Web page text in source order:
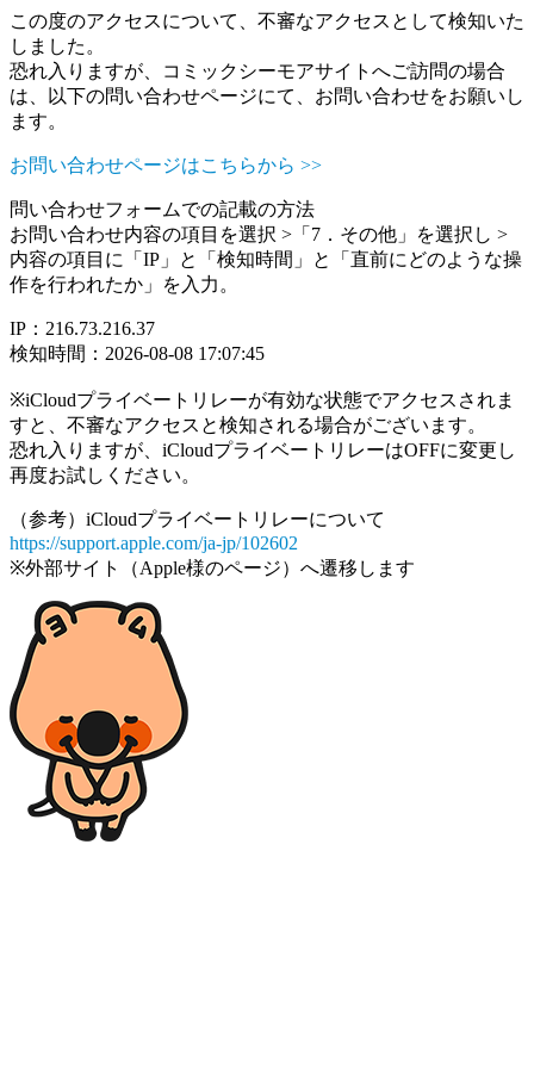
この度のアクセスについて、不審なアクセスとして検知いた
しました。
恐れ入りますが、コミックシーモアサイトへご訪問の場合
は、以下の問い合わせページにて、お問い合わせをお願いし
ます。
お問い合わせページはこちらから >>
問い合わせフォームでの記載の方法
お問い合わせ内容の項目を選択 >「7．その他」を選択し >
内容の項目に「IP」と「検知時間」と「直前にどのような操
作を行われたか」を入力。
IP：216.73.216.37
検知時間：2026-08-08 17:07:45
※iCloudプライベートリレーが有効な状態でアクセスされま
すと、不審なアクセスと検知される場合がございます。
恐れ入りますが、iCloudプライベートリレーはOFFに変更し
再度お試しください。
（参考）iCloudプライベートリレーについて
https://support.apple.com/ja-jp/102602
※外部サイト（Apple様のページ）へ遷移します